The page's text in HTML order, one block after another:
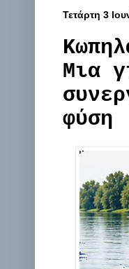
Τετάρτη 3
Μια
φύση